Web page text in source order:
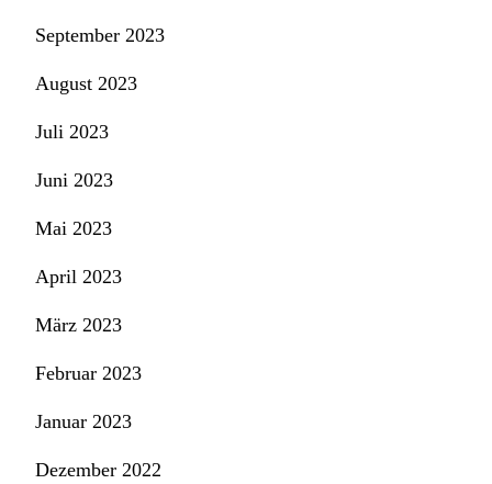
September 2023
August 2023
Juli 2023
Juni 2023
Mai 2023
April 2023
März 2023
Februar 2023
Januar 2023
Dezember 2022